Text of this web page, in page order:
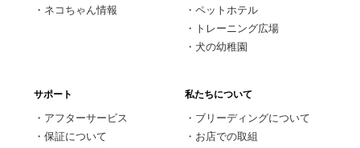
・ ネコちゃん情報
・ペットホテル
・ トレーニング広場
・犬の幼稚園
サポート
・ アフターサービス
・保証について
私たちについて
・ ブリーディングについて
・ お店での取組